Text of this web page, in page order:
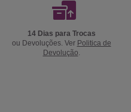
14 Dias para Trocas
ou Devoluções. Ver Politica de
Devolução